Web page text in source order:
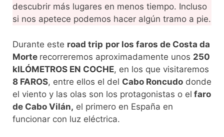
descubrir más lugares en menos tiempo. Incluso
si nos apetece podemos hacer algún tramo a pie.
Durante este road trip por los faros de Costa da
Morte recorreremos aproximadamente unos 250
kILÓMETROS EN COCHE, en los que visitaremos
8 FAROS, entre ellos el del Cabo Roncudo donde
el viento y las olas son los protagonistas o el faro
de Cabo Vilán, el primero en España en
funcionar con luz eléctrica.